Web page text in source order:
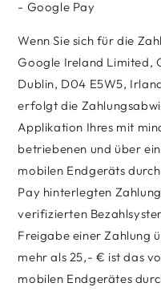
- Google Pay
Wenn Sie sich für die
Google Ireland Limited,
Dublin, D04 E5W5,
erfolgt die
Applikation Ihres mit
betriebenen und über
mobilen Endgeräts
Pay hinterlegten
verifizierten
Freigabe einer Zahlung
mehr als 25,- € ist das
mobilen Endgerätes